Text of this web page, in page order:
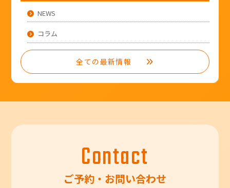
NEWS
コラム
全ての最新情報
Contact
ご予約・お問い合わせ